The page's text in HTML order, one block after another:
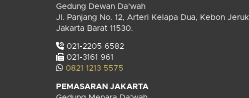
Gedung Dewan Da’wah
Jl. Panjang No. 12, Arteri Kelapa Dua, Kebon Jeruk
Jakarta Barat 11530.
021-2205 6582
021-3161 961
0821 1213 5575
PEMASARAN JAKARTA